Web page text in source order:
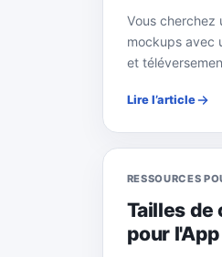
Vous cherchez
mockups avec
et
Lire l’article
RESSOURCES
Tailles de
pour